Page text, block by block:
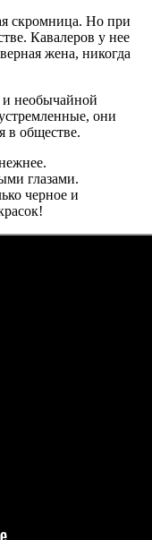
скромница. Но при
Кавалеров у нее
жена, никогда
и необычайной
они
в обществе.
глазами.
черное и